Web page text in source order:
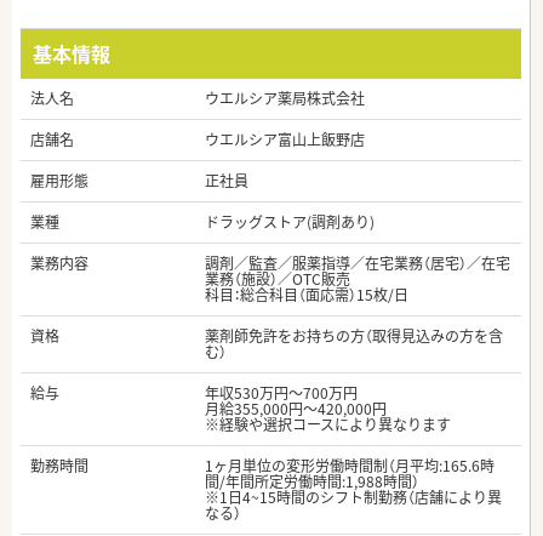
基本情報
法人名
ウエルシア薬局株式会社
店舗名
ウエルシア富山上飯野店
雇用形態
正社員
業種
ドラッグストア(調剤あり)
業務内容
調剤／監査／服薬指導／在宅業務（居宅）／在宅
業務（施設）／OTC販売
科目：総合科目（面応需）15枚/日
資格
薬剤師免許をお持ちの方（取得見込みの方を含
む）
給与
年収530万円～700万円
月給355,000円～420,000円
※経験や選択コースにより異なります
勤務時間
1ヶ月単位の変形労働時間制（月平均:165.6時
間/年間所定労働時間:1,988時間）
※1日4~15時間のシフト制勤務（店舗により異
なる）